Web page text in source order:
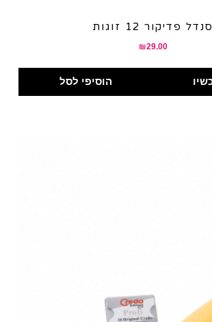
סנדל פדיקור 12 זוגות
₪29.00
הוסיפי לסל